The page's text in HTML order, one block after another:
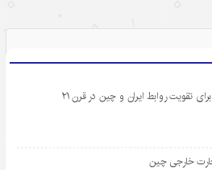
تقویت روابط ایران و چین در قرن ۲۱
خارجی چین